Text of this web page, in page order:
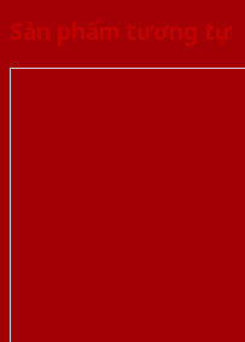
Sản phẩm tương tự